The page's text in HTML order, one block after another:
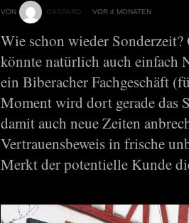
VON GASPARD VOR 4 MONATEN
Wie schon wieder
könnte natürlich auch einfach
ein Biberacher Fachgeschäft
Moment wird dort gerade das
damit auch neue Zeiten
Vertrauensbeweis in frische
Merkt der potentielle Kunde